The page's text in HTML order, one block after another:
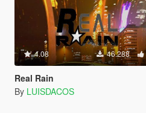
4.08 46.288
Real Rain
By LUISDACOS